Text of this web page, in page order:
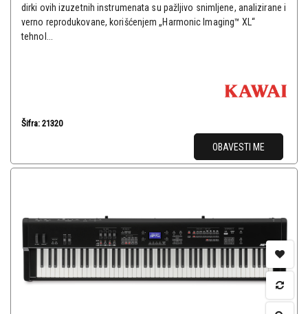
dirki ovih izuzetnih instrumenata su pažljivo snimljene, analizirane i
verno reprodukovane, korišćenjem „Harmonic Imaging™ XL“
tehnol...
Šifra: 21320
OBAVESTI ME